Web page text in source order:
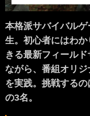
本格派サバイバル
生。初心者にはわ
きる最新フィール
ながら、番組オリ
を実践。挑戦する
の3名。